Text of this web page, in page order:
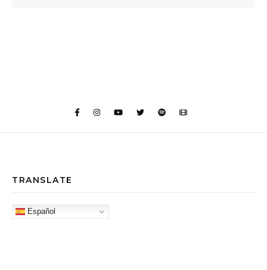
TRANSLATE
Español